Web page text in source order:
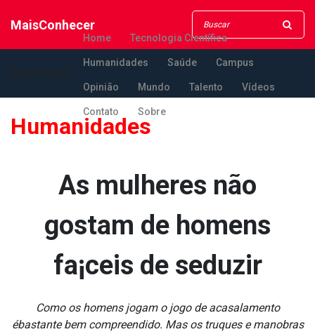
MaisConhecer
Home Tecnologia Científica
Humanidades Saúde Campus
Opinião Mundo Talento Vídeos
Contato Sobre
Humanidades
As mulheres não
gostam de homens
fa¡ceis de seduzir
Como os homens jogam o jogo de acasalamento
ébastante bem compreendido. Mas os truques e manobras